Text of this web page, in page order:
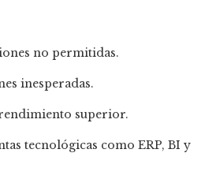
no permitidas.
inesperadas.
superior.
tecnológicas como ERP, BI y